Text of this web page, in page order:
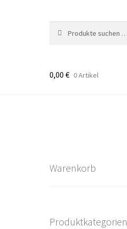
nach:
0,00 € 0 Artikel
Warenkorb
Produktkategorien